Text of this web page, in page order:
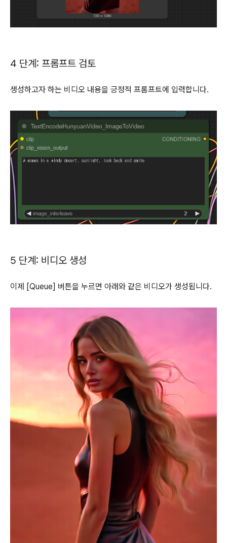
4 단계: 프롬프트 검토
생성하고자 하는 비디오 내용을 긍정적 프롬프트에 입력합니다.
5 단계: 비디오 생성
이제 [Queue] 버튼을 누르면 아래와 같은 비디오가 생성됩니다.